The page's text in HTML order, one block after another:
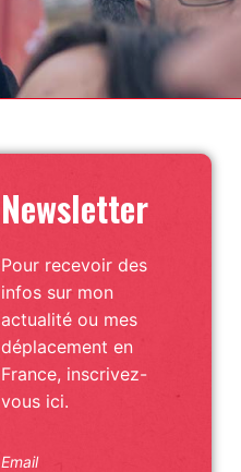
Newsletter
Pour recevoir des
infos sur mon
actualité ou mes
déplacement en
France, inscrivez-
vous ici.
Email